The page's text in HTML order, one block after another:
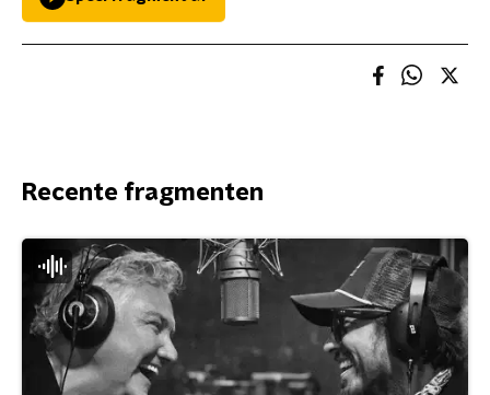
Recente fragmenten